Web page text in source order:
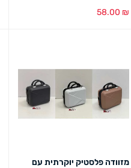
58.00 ₪
מזוודה פלסטיק יוקרתית עם